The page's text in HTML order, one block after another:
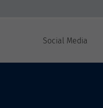
Social Media